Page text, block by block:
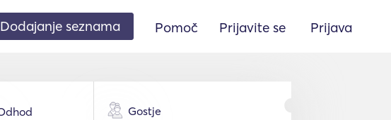
Dodajanje seznama Pomoč Prijavite se Prijava
Gostje